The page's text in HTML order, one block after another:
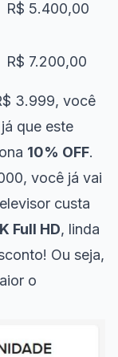
R$ 5.400,00
R$ 7.200,00
3.999, você
que este
10% OFF.
você já vai
custa
Full HD, linda
Ou seja,
o